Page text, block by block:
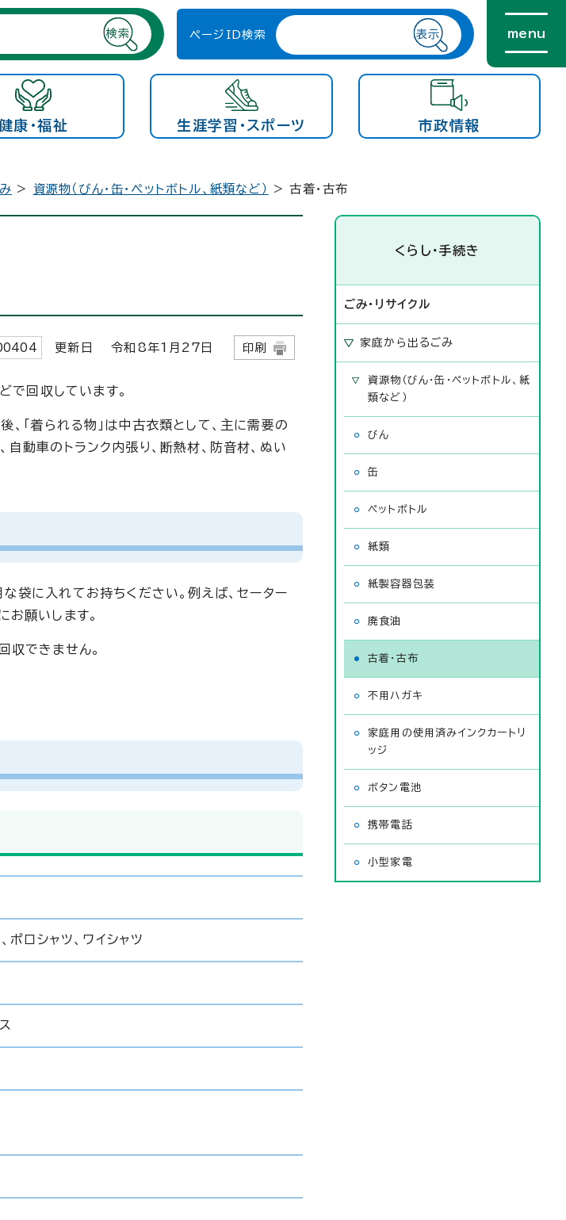
ページID検索 menu
康・福祉 生涯学習・スポーツ 市政情報
> 資源物（びん・缶・ペットボトル、紙類など） > 古着・古布
更新日 令和8年1月 27 日 印刷
で回収しています。
、「着られる物」は中古衣類として、主に需要の
自動車のトランク内張り、断熱材、防音材、ぬい
袋に入れてお持ちください。例えば、セーター
お願いします。
収できません。
ポロシャツ、ワイシャツ
くらし・手続き
ごみ・リサイクル
家庭から出るごみ
資源物（びん・缶・ペットボトル、紙
類など）
びん
缶
ペットボトル
紙類
紙製容器包装
廃食油
古着・古布
不用ハガキ
家庭用の使用済みインクカートリ
ッジ
ボタン電池
携帯電話
小型家電